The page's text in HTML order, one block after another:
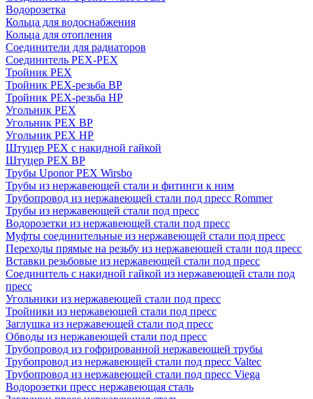
Водорозетка
Кольца для водоснабжения
Кольца для отопления
Соединители для радиаторов
Соединитель PEX-PEX
Тройник PEX
Тройник PEX-резьба ВР
Тройник PEX-резьба НР
Угольник PEX
Угольник PEX ВР
Угольник PEX НР
Штуцер PEX c накидной гайкой
Штуцер PEX ВР
Трубы Uponor PEX Wirsbo
Трубы из нержавеющей стали и фитинги к ним
Трубопровод из нержавеющей стали под пресс Rommer
Трубы из нержавеющей стали под пресс
Водорозетки из нержавеющей стали под пресс
Муфты соединительные из нержавеющей стали под пресс
Переходы прямые на резьбу из нержавеющей стали под пресс
Вставки резьбовые из нержавеющей стали под пресс
Соединитель с накидной гайкой из нержавеющей стали под
пресс
Угольники из нержавеющей стали под пресс
Тройники из нержавеющей стали под пресс
Заглушка из нержавеющей стали под пресс
Обводы из нержавеющей стали под пресс
Трубопровод из гофрированной нержавеющей трубы
Трубопровод из нержавеющей стали под пресс Valtec
Трубопровод из нержавеющей стали под пресс Viega
Водорозетки пресс нержавеющая сталь